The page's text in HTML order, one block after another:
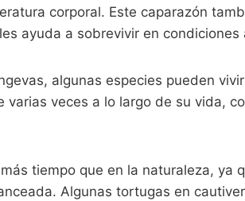
corporal. Este caparazón
ayuda a sobrevivir en condiciones
algunas especies pueden
varias veces a lo largo de su vida,
tiempo que en la naturaleza, ya
Algunas tortugas en